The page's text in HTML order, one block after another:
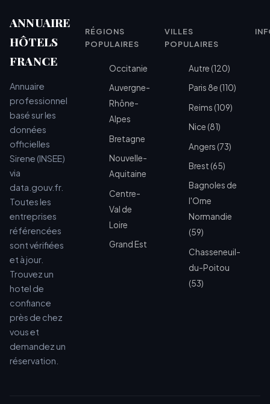
ANNUAIRE
HÔTELS
FRANCE
Annuaire
professionnel
basé sur les
données
officielles
Sirene (INSEE)
via
data.gouv.fr.
Toutes les
entreprises
référencées
sont vérifiées
et à jour.
Trouvez un
hotel de
confiance
près de chez
vous et
demandez un
réservation.
RÉGIONS
POPULAIRES
Occitanie
Auvergne-
Rhône-
Alpes
Bretagne
Nouvelle-
Aquitaine
Centre-
Val de
Loire
Grand Est
VILLES
POPULAIRES
Autre (120)
Paris 8e (110)
Reims (109)
Nice (81)
Angers (73)
Brest (65)
Bagnoles de
l'Orne
Normandie
(59)
Chasseneuil-
du-Poitou
(53)